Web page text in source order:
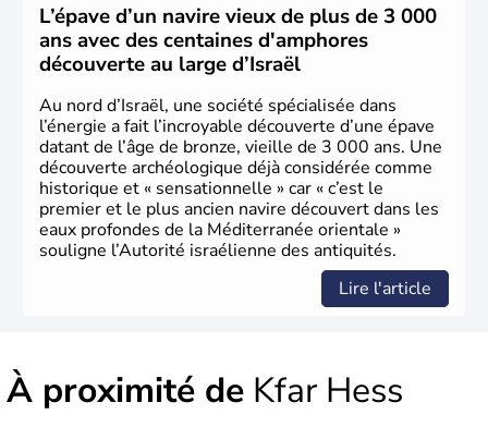
L’épave d’un navire vieux de plus de 3 000
ans avec des centaines d'amphores
découverte au large d’Israël
Au nord d’Israël, une société spécialisée dans
l’énergie a fait l’incroyable découverte d’une épave
datant de l’âge de bronze, vieille de 3 000 ans. Une
découverte archéologique déjà considérée comme
historique et « sensationnelle » car « c’est le
premier et le plus ancien navire découvert dans les
eaux profondes de la Méditerranée orientale »
souligne l’Autorité israélienne des antiquités.
Lire l'article
À proximité de Kfar Hess